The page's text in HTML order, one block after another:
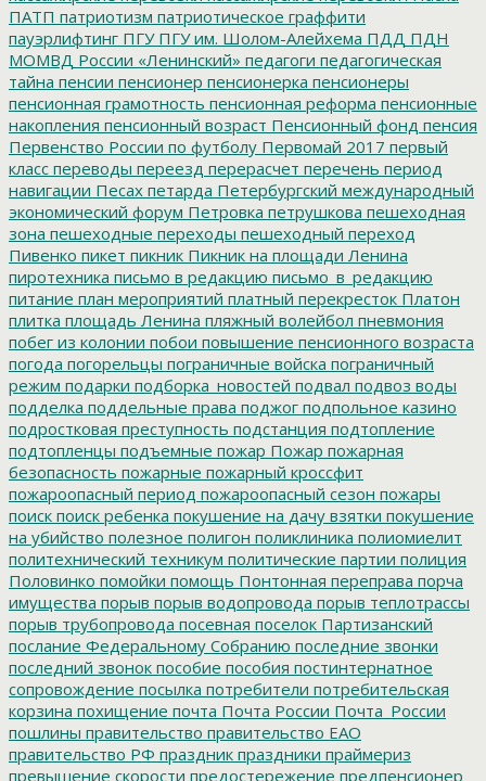
ПАТП патриотизм патриотическое граффити
пауэрлифтинг ПГУПГУ им. Шолом-Алейхема ПДД ПДН
МОМВД России «Ленинский» педагоги педагогическая
тайна пенсии пенсионер пенсионерка пенсионеры
пенсионная грамотность пенсионная реформа пенсионные
накопления пенсионный возраст Пенсионный фонд пенсия
Первенство России по футболу Первомай 2017 первый
класс переводы переезд перерасчет перечень период
навигации Песах петарда Петербургский международный
экономический форум Петровка петрушкова пешеходная
зона пешеходные переходы пешеходный переход
Пивенко пикет пикник Пикник на площади Ленина
пиротехника письмо в редакцию письмо_в_редакцию
питание план мероприятий платный перекресток Платон
плитка площадь Ленина пляжный волейбол пневмония
побег из колонии побои повышение пенсионного возраста
погода погорельцы пограничные войска пограничный
режим подарки подборка_новостей подвал подвоз воды
подделка поддельные права поджог подпольное казино
подростковая преступность подстанция подтопление
подтопленцы подъемные пожар Пожар пожарная
безопасность пожарные пожарный кроссфит
пожароопасный период пожароопасный сезон пожары
поиск поиск ребенка покушение на дачу взятки покушение
на убийство полезное полигон поликлиника полиомиелит
политехнический техникум политические партии полиция
Половинко помойки помощь Понтонная переправа порча
имущества порыв порыв водопровода порыв теплотрассы
порыв трубопровода посевная поселок Партизанский
послание Федеральному Собранию последние звонки
последний звонок пособие пособия постинтернатное
сопровождение посылка потребители потребительская
корзина похищение почта Почта России Почта_России
пошлины правительство правительство ЕАО
правительство РФ праздник праздники праймериз
превышение скорости предостережение предпенсионер